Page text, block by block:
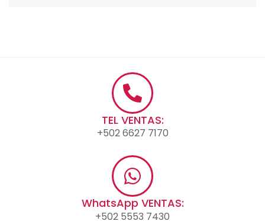
TEL VENTAS:
+502 6627 7170
WhatsApp VENTAS:
+502 5553 7430